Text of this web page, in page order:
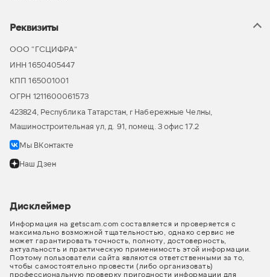
Реквизиты
ООО “ГСЦИФРА”
ИНН 1650405447
КПП 165001001
ОГРН 1211600061573
423824, Республика Татарстан, г Набережные Челны,
Машиностроительная ул, д. 91, помещ. 3 офис 17.2
Мы ВКонтакте
Наш Дзен
Дисклеймер
Информация на getscam.com составляется и проверяется с
максимально возможной тщательностью, однако сервис не
может гарантировать точность, полноту, достоверность,
актуальность и практическую применимость этой информации.
Поэтому пользователи сайта являются ответственными за то,
чтобы самостоятельно провести (либо организовать)
профессиональную проверку пригодности информации для